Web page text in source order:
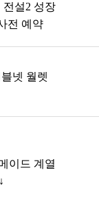
전설2 성장
전 예약
넷 월렛
이드 계열